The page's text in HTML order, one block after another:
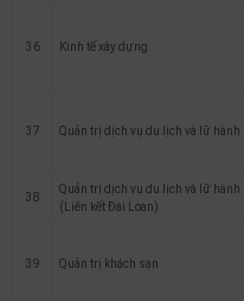
36 Kinh tế xây dựng
37 Quản trị dịch vụ du lịch và lữ hành
38
Quản trị dịch vụ du lịch và lữ hành
(Liên kết Đài Loan)
39 Quản trị khách sạn